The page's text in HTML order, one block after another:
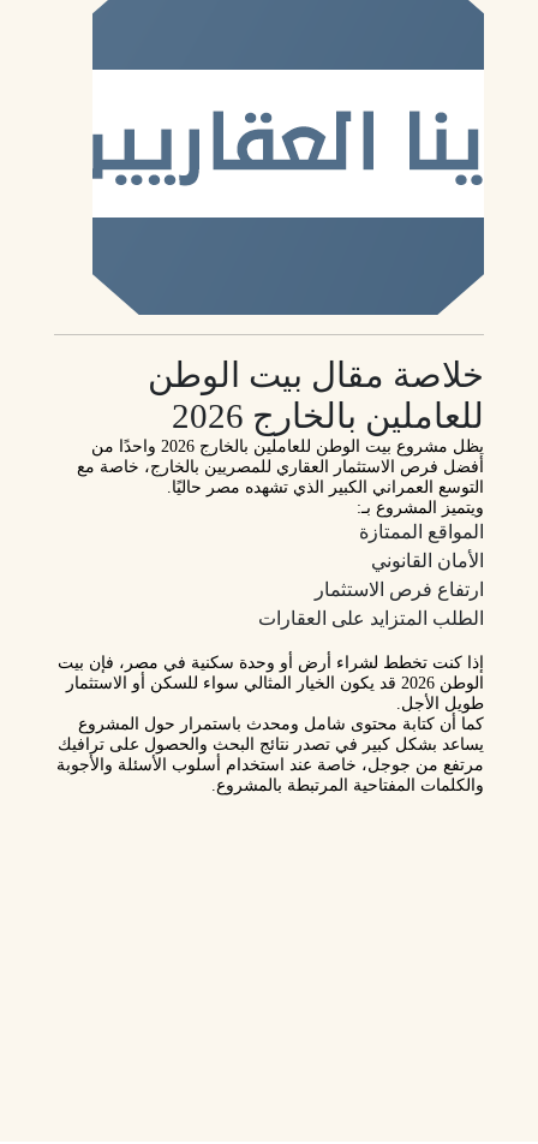
خلاصة مقال بيت الوطن
للعاملين بالخارج 2026
يظل مشروع بيت الوطن للعاملين بالخارج 2026 واحدًا من
أفضل فرص الاستثمار العقاري للمصريين بالخارج، خاصة مع
التوسع العمراني الكبير الذي تشهده مصر حاليًا.
ويتميز المشروع بـ:
المواقع الممتازة
الأمان القانوني
ارتفاع فرص الاستثمار
الطلب المتزايد على العقارات
إذا كنت تخطط لشراء أرض أو وحدة سكنية في مصر، فإن بيت
الوطن 2026 قد يكون الخيار المثالي سواء للسكن أو الاستثمار
طويل الأجل.
كما أن كتابة محتوى شامل ومحدث باستمرار حول المشروع
يساعد بشكل كبير في تصدر نتائج البحث والحصول على ترافيك
مرتفع من جوجل، خاصة عند استخدام أسلوب الأسئلة والأجوبة
والكلمات المفتاحية المرتبطة بالمشروع.